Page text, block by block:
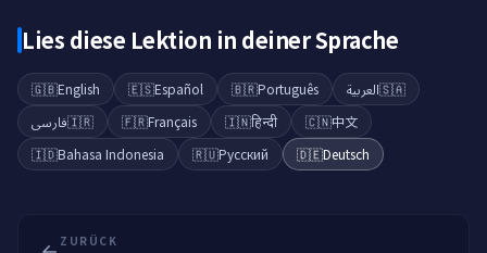
Lies diese Lektion in deiner Sprache
🇬🇧English 🇪🇸Español 🇧🇷Português 🇸🇦العربية
🇮🇷فارسی 🇫🇷Français 🇮🇳हिन्दी 🇨🇳中文
🇮🇩Bahasa Indonesia 🇷🇺Русский 🇩🇪Deutsch
ZURÜCK